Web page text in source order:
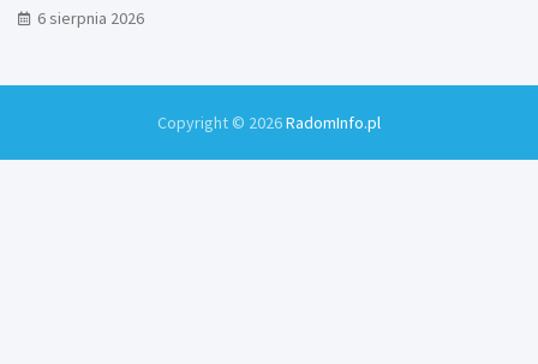
6 sierpnia 2026
Copyright © 2026RadomInfo.pl